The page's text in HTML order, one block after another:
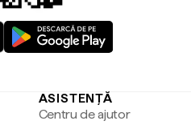
ASISTENȚĂ
Centru de ajutor